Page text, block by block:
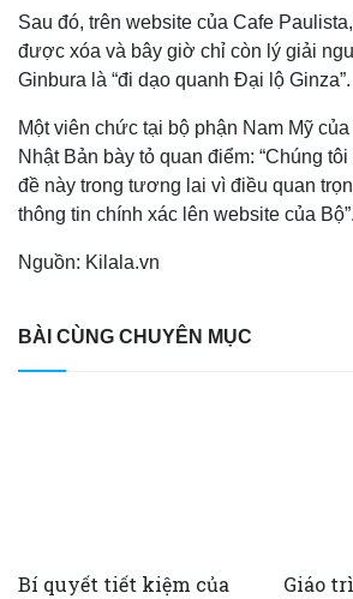
Sau đó, trên website của Cafe
được xóa và bây giờ chỉ còn lý giải
Ginbura là “đi dạo quanh Đại lộ Ginza”.
Một viên chức tại bộ phận Nam Mỹ
Nhật Bản bày tỏ quan điểm: “Chúng
đề này trong tương lai vì điều quan
thông tin chính xác lên website của Bộ”.
Nguồn: Kilala.vn
BÀI CÙNG CHUYÊN MỤC
Bí quyết tiết kiệm của
Giáo